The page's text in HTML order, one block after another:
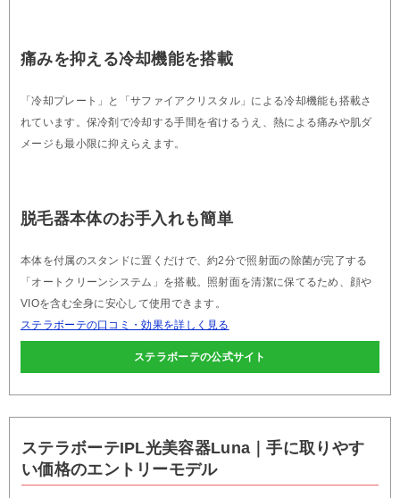
痛みを抑える冷却機能を搭載
「冷却プレート」と「サファイアクリスタル」による冷却機能も搭載さ
れています。保冷剤で冷却する手間を省けるうえ、熱による痛みや肌ダ
メージも最小限に抑えらえます。
脱毛器本体のお手入れも簡単
本体を付属のスタンドに置くだけで、約2分で照射面の除菌が完了する
「オートクリーンシステム」を搭載。照射面を清潔に保てるため、顔や
VIOを含む全身に安心して使用できます。
ステラボーテの口コミ・効果を詳しく見る
ステラボーテの公式サイト
ステラボーテIPL光美容器Luna｜手に取りやす
い価格のエントリーモデル